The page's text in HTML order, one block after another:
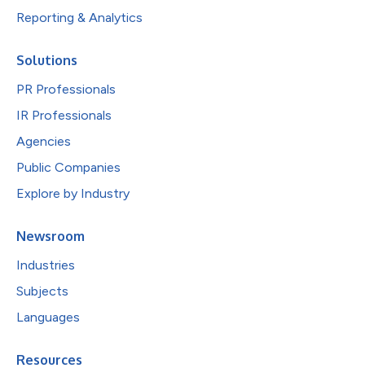
Reporting & Analytics
Solutions
PR Professionals
IR Professionals
Agencies
Public Companies
Explore by Industry
Newsroom
Industries
Subjects
Languages
Resources